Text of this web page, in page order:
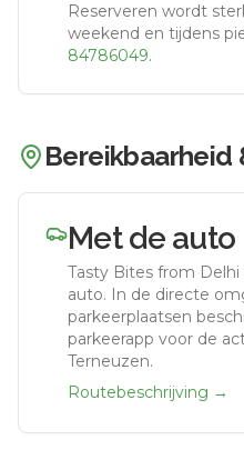
Reserveren wordt
weekend en tijdens
84786049.
Bereikbaarheid
Met de auto
Tasty Bites from Delhi
auto. In de directe
parkeerplaatsen
parkeerapp voor de
Terneuzen.
Routebeschrijving →